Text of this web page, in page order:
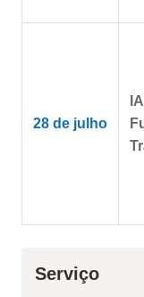
28 de julho
Serviço